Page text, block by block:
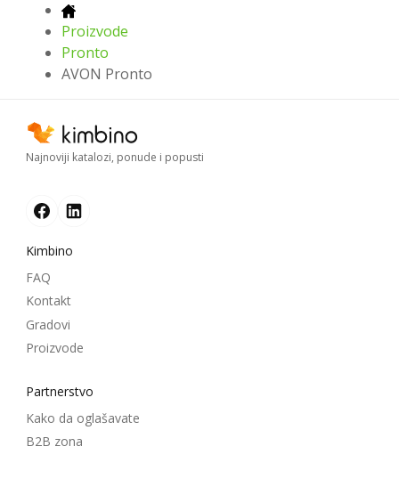
Proizvode
Pronto
AVON Pronto
Najnoviji katalozi, ponude i popusti
Kimbino
FAQ
Kontakt
Gradovi
Proizvode
Partnerstvo
Kako da oglašavate
B2B zona